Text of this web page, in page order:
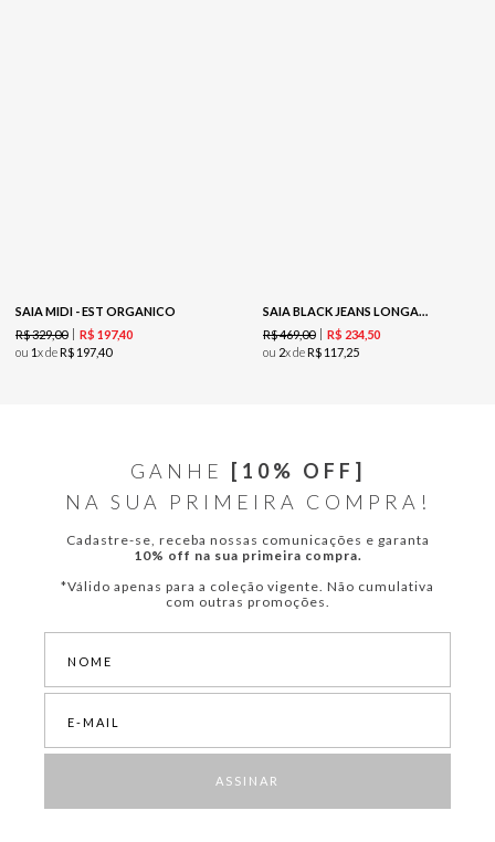
SAIA MIDI - EST ORGANICO
R$329,00 R$ 197,40
ou 1x deR$ 19740
SAIA BLACK JEANS LONGA-BLACK JEANS
R$469,00 R$ 234 50
ou 2x deR$ 117 25
GANHE
[10% OFF]
NA SUA PRIMEIRA COMPRA!
Cadastre-se, receba nossas comunicações e garanta
10% off na sua primeira compra.
*Válido apenas para a coleção vigente. Não cumulativa
com outras promoções.
ASSINAR